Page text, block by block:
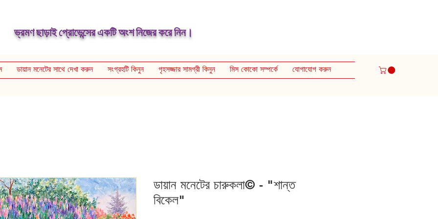
ভ্রমণ ছাড়াই প্রোভেন্সের একটি অংশ নিজের করে নিন।
ডায়ান মনেটের সাথে দেখা করুন সংগ্রহটি কিনুন গৃহসজ্জার সামগ্রী কিনুন মিস কোকো সম্পর্কে যোগাযোগ করুন
ডায়ান মনেটের চারুকলা© - "শান্ত
বিকেল"